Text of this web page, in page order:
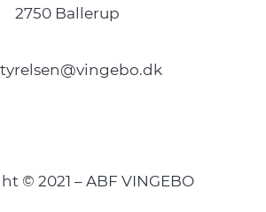
2750 Ballerup
© 2021 – ABF VINGEBO